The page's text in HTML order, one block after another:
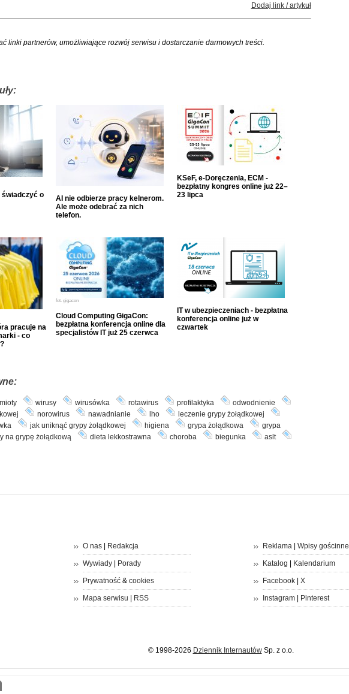
Dodaj link / artykuł
linki partnerów, umożliwiające rozwój serwisu i dostarczanie darmowych treści.
o
AI nie odbierze pracy kelnerom.
Ale może odebrać za nich
telefon.
KSeF, e-Doręczenia, ECM -
bezpłatny kongres online już 22–
23 lipca
pracuje na
- co
fot. gigacon
Cloud Computing GigaCon:
bezpłatna konferencja online dla
specjalistów IT już 25 czerwca
IT w ubezpieczeniach - bezpłatna
konferencja online już w
czwartek
wirusy wirusówka rotawirus profilaktyka
odwodnienie
norowirus nawadnianie lho
leczenie grypy żołądkowej
jak uniknąć grypy żołądkowej higiena grypa żołądkowa
grypa
na grypę żołądkową
dieta lekkostrawna choroba biegunka
aslt
O nas| Redakcja
Wywiady| Porady
Prywatność& cookies
Mapa serwisu | RSS
Reklama| Wpisy gościnne
Katalog | Kalendarium
Facebook| X
Instagram| Pinterest
© 1998-2026 Dziennik InternautówSp. z o.o.